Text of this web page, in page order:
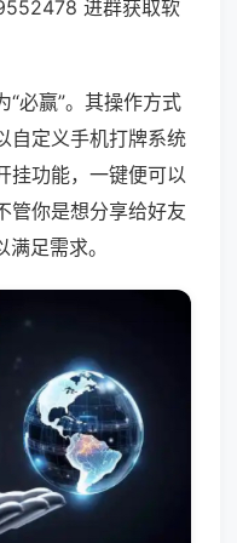
进群获取软
必赢”。其操作方式
自定义手机打牌系统
挂功能，一键便可以
管你是想分享给好友
足需求。